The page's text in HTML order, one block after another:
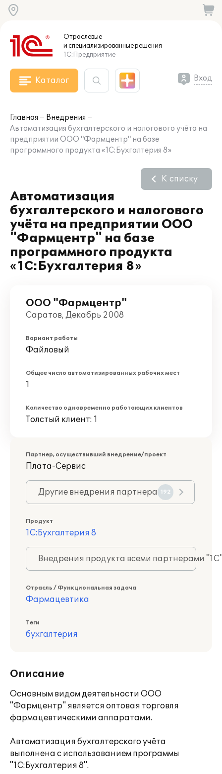
Отраслевые
и специализированныерешения
1С:Предприятие
Каталог Вход
Главная
Внедрения
Автоматизация бухгалтерского и налогового учёта на
предприятии ООО "Фармцентр" на базе
программного продукта «1С:Бухгалтерия 8»
Автоматизация
бухгалтерского и налогового
учёта на предприятии ООО
"Фармцентр" на базе
программного продукта
«1С:Бухгалтерия 8»
К списку
ООО "Фармцентр"
Саратов, Декабрь 2008
Вариант работы
Файловый
Общее число автоматизированных рабочих мест
1
Количество одновременно работающих клиентов
Толстый клиент: 1
Партнер, осуществивший внедрение/проект
Плата-Сервис
Другие внедрения партнера 192
Продукт
1С:Бухгалтерия 8
Внедрения продукта всеми партнерами
Отрасль / Функциональная задача
Фармацевтика
Теги
бухгалтерия
Описание
Основным видом деятельности ООО
"Фармцентр" является оптовая торговля
фармацевтическими аппаратами.
Автоматизация бухгалтерского учёта
выполнена с использованием программы
"1С:Бухгалтерия 8".